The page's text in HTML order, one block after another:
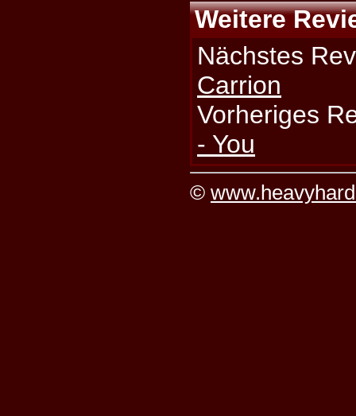
Weitere
Nächstes
Carrion
Vorheriges
- You
©